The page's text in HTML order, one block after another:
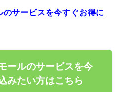
のサービスを今すぐお得に
ールのサービスを今
みたい方はこちら